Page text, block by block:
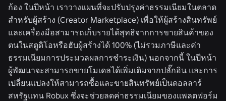
ก้อง ในปีหน้า เราวางแผนที่จะปรับปรุงค่าธรรมเนียมในตลาด
สำหรับผู้สร้าง (Creator Marketplace) เพื่อให้ผู้สร้างสินทรัพย์
และเครื่องมือสามารถเก็บรายได้สุทธิจากการขายสินค้าของ
ตนในสตูดิโอหรือฮับผู้สร้างได้ 100% (ไม่รวมภาษีและค่า
ธรรมเนียมการประมวลผลการชำระเงิน) นอกจากนี้ ในปีหน้า
ผู้พัฒนาจะสามารถขายโมเดลได้เพิ่มเติมจากปลั๊กอิน และการ
เปลี่ยนแปลงให้สามารถซื้อและขายสินทรัพย์เป็นดอลลาร์
สหรัฐแทน Robux ซึ่งจะช่วยลดค่าธรรมเนียมของแพลตฟอร์ม